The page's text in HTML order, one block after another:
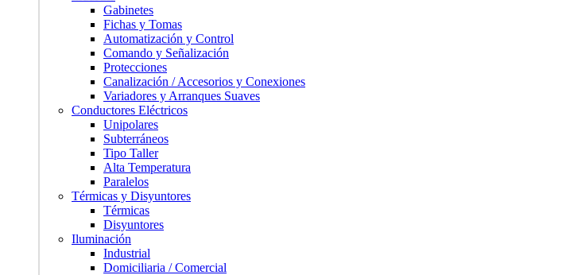
Gabinetes
Fichas y Tomas
Automatización y Control
Comando y Señalización
Protecciones
Canalización / Accesorios y Conexiones
Variadores y Arranques Suaves
Conductores Eléctricos
Unipolares
Subterráneos
Tipo Taller
Alta Temperatura
Paralelos
Térmicas y Disyuntores
Térmicas
Disyuntores
Iluminación
Industrial
Domiciliaria / Comercial